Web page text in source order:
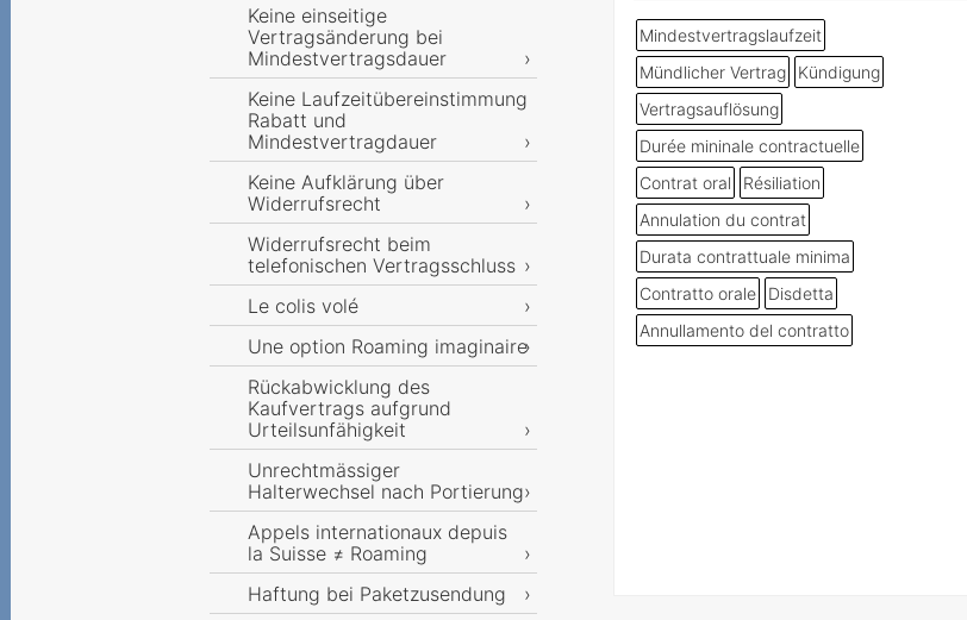
Mindestvertragslaufzeit
Mündlicher Vertrag
Kündigung
Vertragsauflösung
Durée mininale contractuelle
Contrat oral
Résiliation
Annulation du contrat
Durata contrattuale minima
Contratto orale
Disdetta
Annullamento del contratto
Keine einseitige
Vertragsänderung bei
Mindestvertragsdauer
Keine Laufzeitübereinstimmung
Rabatt und
Mindestvertragdauer
Keine Aufklärung über
Widerrufsrecht
Widerrufsrecht beim
telefonischen Vertragsschluss
Le colis volé
Une option Roaming imaginaire
Rückabwicklung des
Kaufvertrags aufgrund
Urteilsunfähigkeit
Unrechtmässiger
Halterwechsel nach Portierung
Appels internationaux depuis
la Suisse ≠ Roaming
Haftung bei Paketzusendung